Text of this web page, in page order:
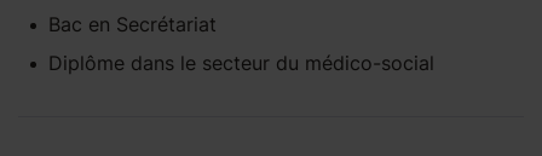
Bac en Secrétariat
Diplôme dans le secteur du médico-social